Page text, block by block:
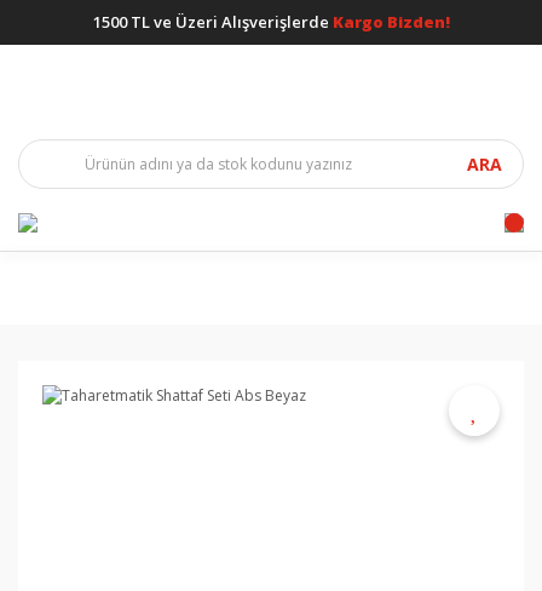
1500 TL ve Üzeri Alışverişlerde Kargo Bizden!
ARA